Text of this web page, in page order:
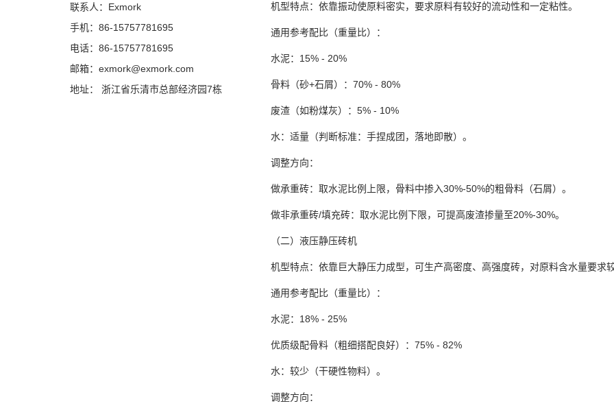
机型特点：依靠振动使原料密实，要求原料有较好的流动性和一定粘性。
通用参考配比（重量比）：
水泥：15% - 20%
骨料（砂+石屑）：70% - 80%
废渣（如粉煤灰）：5% - 10%
水：适量（判断标准：手捏成团，落地即散）。
调整方向：
做承重砖：取水泥比例上限，骨料中掺入30%-50%的粗骨料（石屑）。
做非承重砖/填充砖：取水泥比例下限，可提高废渣掺量至20%-30%。
（二）液压静压砖机
机型特点：依靠巨大静压力成型，可生产高密度、高强度砖，对原料含水量要求
通用参考配比（重量比）：
水泥：18% - 25%
优质级配骨料（粗细搭配良好）：75% - 82%
水：较少（干硬性物料）。
调整方向：
联系人：Exmork
手机：86-15757781695
电话：86-15757781695
邮箱：exmork@exmork.com
地址： 浙江省乐清市总部经济园7栋